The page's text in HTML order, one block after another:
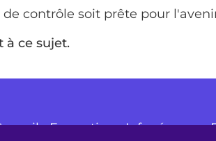
contrôle soit prête pour
à ce sujet.
Formation Infogérance